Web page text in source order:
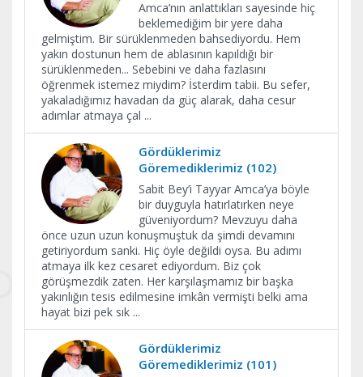
Amca’nın anlattıkları sayesinde hiç
beklemediğim bir yere daha
gelmiştim. Bir sürüklenmeden bahsediyordu. Hem
yakın dostunun hem de ablasının kapıldığı bir
sürüklenmeden... Sebebini ve daha fazlasını
öğrenmek istemez miydim? İsterdim tabii. Bu sefer,
yakaladığımız havadan da güç alarak, daha cesur
adımlar atmaya çal ...
Gördüklerimiz
Göremediklerimiz (102)
Sabit Bey’i Tayyar Amca’ya böyle
bir duyguyla hatırlatırken neye
güveniyordum? Mevzuyu daha
önce uzun uzun konuşmuştuk da şimdi devamını
getiriyordum sanki. Hiç öyle değildi oysa. Bu adımı
atmaya ilk kez cesaret ediyordum. Biz çok
görüşmezdik zaten. Her karşılaşmamız bir başka
yakınlığın tesis edilmesine imkân vermişti belki ama
hayat bizi pek sık ...
Gördüklerimiz
Göremediklerimiz (101)